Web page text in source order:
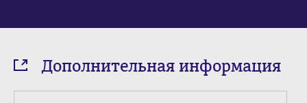
Дополнительная информация